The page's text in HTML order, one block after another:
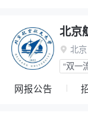
北京
 北京
“双一
网报公告